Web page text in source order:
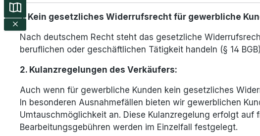
1. Kein gesetzliches Widerrufsrecht für gewerbliche
Nach deutschem Recht steht das gesetzliche
beruflichen oder geschäftlichen Tätigkeit handeln (§ 14
2. Kulanzregelungen des Verkäufers:
Auch wenn für gewerbliche Kunden kein gesetzliches
In besonderen Ausnahmefällen bieten wir gewerblichen
Umtauschmöglichkeit an. Diese Kulanzregelung erfolgt
Bearbeitungsgebühren werden im Einzelfall festgelegt.